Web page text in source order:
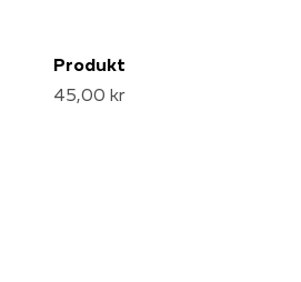
Produkt
45,00 kr